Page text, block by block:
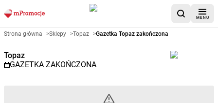
MENU
Gazetka promocyjna Topaz –
Strona główna >Sklepy >Topaz >Gazetka Topaz zakończona
Topaz
GAZETKA ZAKOŃCZONA